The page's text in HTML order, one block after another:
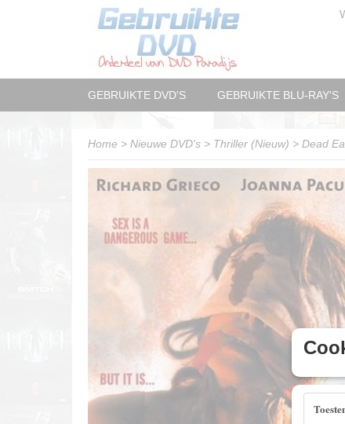
GEBRUIKTE DVD'S GEBRUIKTE BLU-RAY'S
Home > Nieuwe DVD's > Thriller (Nieuw) > Dead